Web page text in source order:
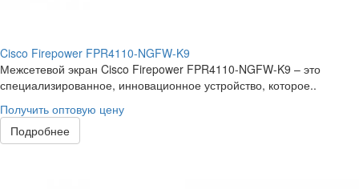
Cisco Firepower FPR4110-NGFW-K9
Межсетевой экран Cisco Firepower FPR4110-NGFW-K9 – это
специализированное, инновационное устройство, которое..
Получить оптовую цену
Подробнее